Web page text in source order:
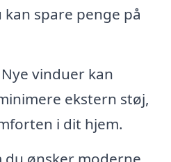
kan spare penge på
Nye vinduer kan
ekstern støj,
i dit hjem.